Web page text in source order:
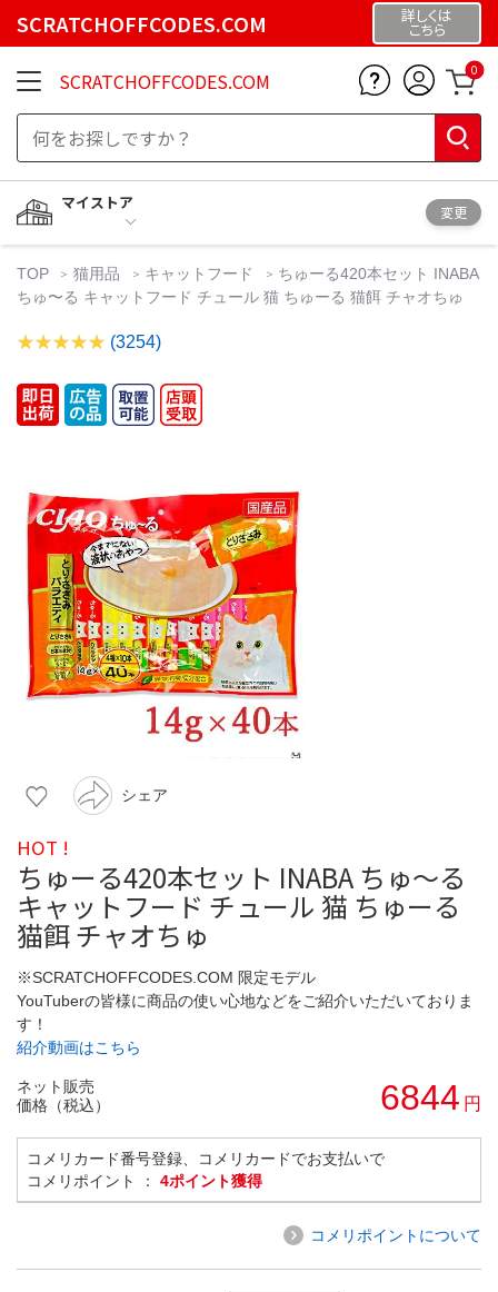
SCRATCHOFFCODES.COM 詳しくは
こちら
SCRATCHOFFCODES.COM 0
マイストア
変更
TOP 猫用品 キャットフード
ちゅーる420本セット INABA
ちゅ〜る キャットフード チュール 猫 ちゅーる 猫餌 チャオちゅ
(3254)
シェア
HOT !
ちゅーる420本セット INABA ちゅ〜る
キャットフード チュール 猫 ちゅーる
猫餌 チャオちゅ
※SCRATCHOFFCODES.COM 限定モデル
YouTuberの皆様に商品の使い心地などをご紹介いただいておりま
す！
紹介動画はこちら
ネット販売
価格（税込）
6844 円
コメリカード番号登録、コメリカードでお支払いで
コメリポイント ： 4ポイント獲得
コメリポイントについて